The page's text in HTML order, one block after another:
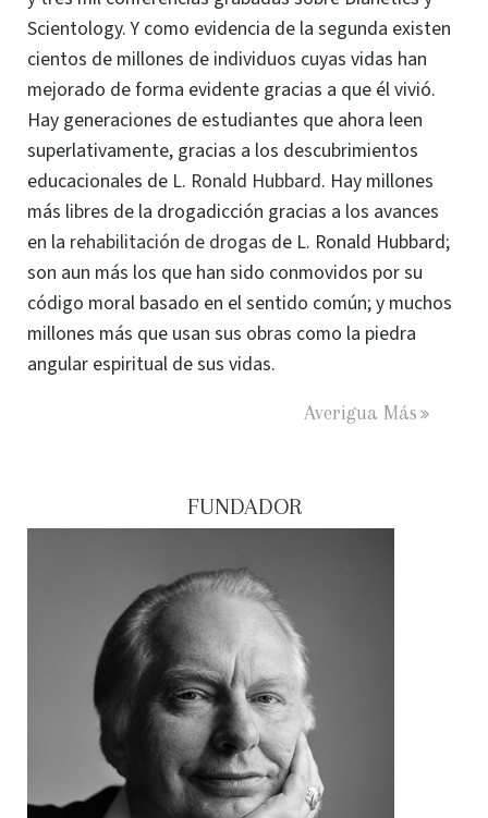
Scientology. Y como evidencia de la segunda existen
cientos de millones de individuos cuyas vidas han
mejorado de forma evidente gracias a que él vivió.
Hay generaciones de estudiantes que ahora leen
superlativamente, gracias a los descubrimientos
educacionales de L. Ronald Hubbard. Hay millones
más libres de la drogadicción gracias a los avances
en la rehabilitación de drogas de L. Ronald Hubbard;
son aun más los que han sido conmovidos por su
código moral basado en el sentido común; y muchos
millones más que usan sus obras como la piedra
angular espiritual de sus vidas.
Averigua Más
FUNDADOR